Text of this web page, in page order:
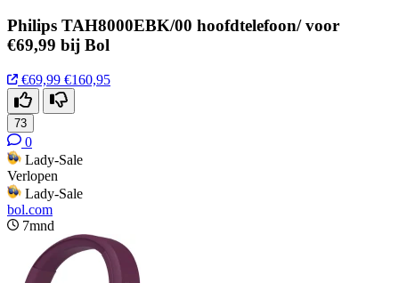
Philips TAH8000EBK/00 hoofdtelefoon/ voor
€69,99 bij Bol
€69,99 €160,95
73
0
Lady-Sale
Verlopen
Lady-Sale
bol.com
7mnd